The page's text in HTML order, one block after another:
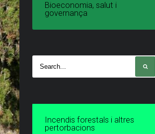
Bioeconomia, salut i
governança
Incendis forestals i altres
pertorbacions